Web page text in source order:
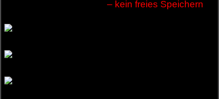
– kein freies Speichern